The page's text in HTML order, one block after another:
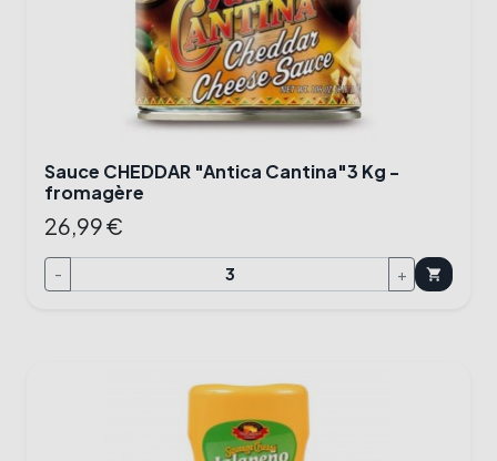
Sauce CHEDDAR "Antica Cantina"3 Kg -
fromagère
26,99 €
- + shopping_cart